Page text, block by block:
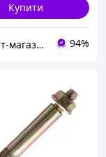
Купити
Інтернет-магазин "Шуруп" 94%